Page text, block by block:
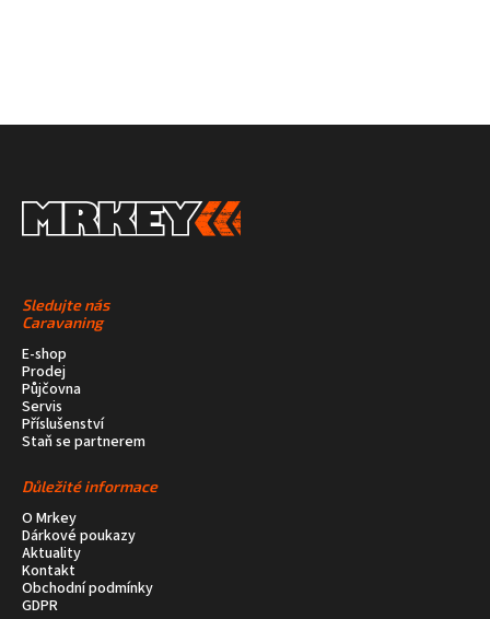
Sledujte nás
Caravaning
E-shop
Prodej
Půjčovna
Servis
Příslušenství
Staň se partnerem
Důležité informace
O Mrkey
Dárkové poukazy
Aktuality
Kontakt
Obchodní podmínky
GDPR